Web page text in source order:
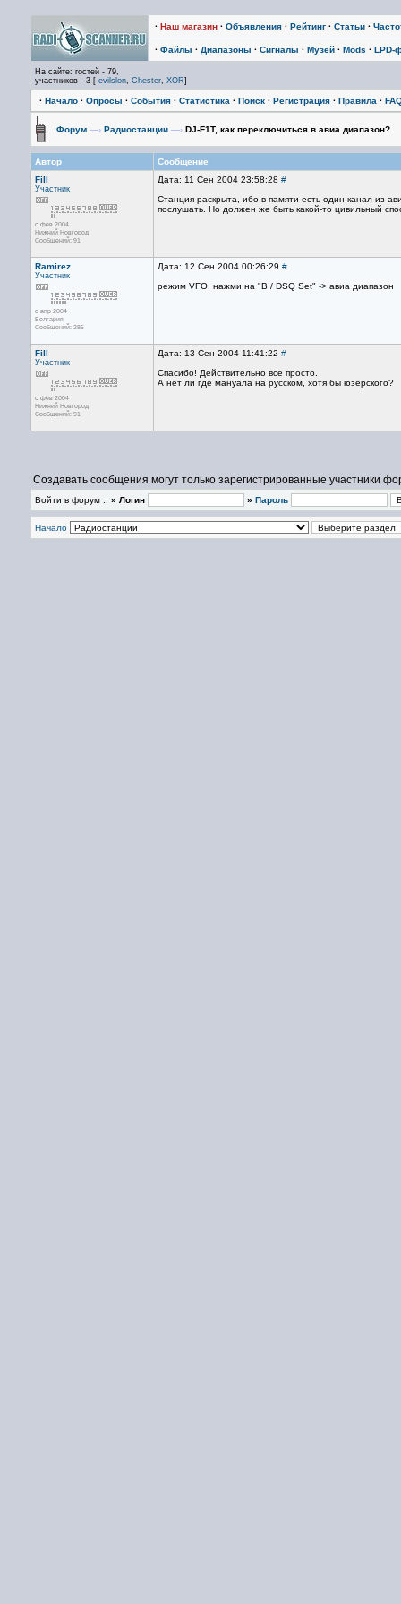
· Наш магазин · Объявления · Рейтинг · Статьи ·
· Файлы · Диапазоны · Сигналы · Музей · Mods · LPD-
На сайте: гостей - 79,
участников - 3 [ evilslon, Chester, XOR]
· Начало · Опросы · События · Статистика · Поиск · Регистрация · Правила ·
Форум —› Радиостанции —› DJ-F1T, как переключиться в авиа диапазон?
Автор
Сообщение
Fill
Участник
с фев 2004
Нижний Новгород
Сообщений: 91
Дата: 11 Сен 2004 23:58:28 #
Станция раскрыта, ибо в памяти есть один канал из
послушать. Но должен же быть какой-то цивильный
Ramirez
Участник
с апр 2004
Болгария
Сообщений: 285
Дата: 12 Сен 2004 00:26:29 #
режим VFO, нажми на "B / DSQ Set" -> авиа диапазон
Fill
Участник
с фев 2004
Нижний Новгород
Сообщений: 91
Дата: 13 Сен 2004 11:41:22 #
Спасибо! Действительно все просто.
А нет ли где мануала на русском, хотя бы юзерского?
Создавать сообщения могут только зарегистрированные участники
Войти в форум :: » Логин » Пароль
Начало